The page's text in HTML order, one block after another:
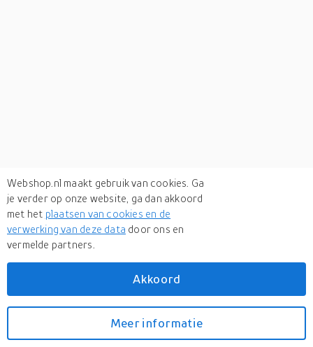
Webshop.nl maakt gebruik van cookies. Ga
je verder op onze website, ga dan akkoord
met het plaatsen van cookies en de
verwerking van deze data door ons en
vermelde partners.
Akkoord
Meer informatie